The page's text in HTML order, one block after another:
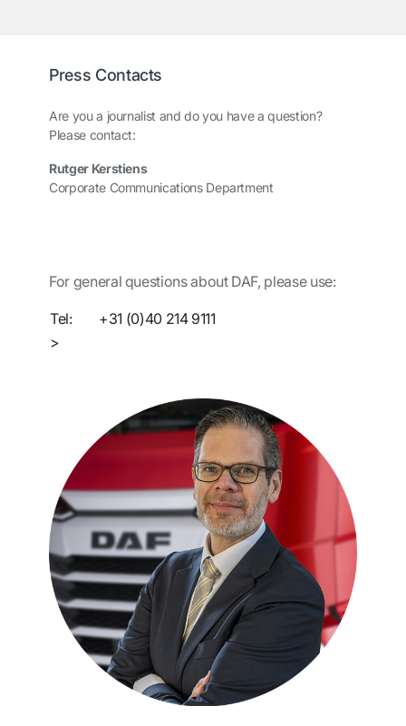
Press Contacts
Are you a journalist and do you have a question?
Please contact:
Rutger Kerstiens
Corporate Communications Department
For general questions about DAF, please use:
Tel:
+31 (0)40 214 9111
>